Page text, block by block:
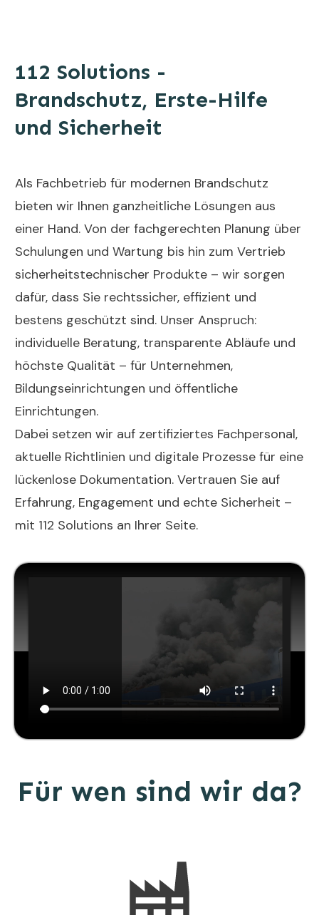
112 Solutions -
Brandschutz, Erste-Hilfe
und Sicherheit
Als Fachbetrieb für modernen Brandschutz
bieten wir Ihnen ganzheitliche Lösungen aus
einer Hand. Von der fachgerechten Planung über
Schulungen und Wartung bis hin zum Vertrieb
sicherheitstechnischer Produkte – wir sorgen
dafür, dass Sie rechtssicher, effizient und
bestens geschützt sind. Unser Anspruch:
individuelle Beratung, transparente Abläufe und
höchste Qualität – für Unternehmen,
Bildungseinrichtungen und öffentliche
Einrichtungen.
Dabei setzen wir auf zertifiziertes Fachpersonal,
aktuelle Richtlinien und digitale Prozesse für eine
lückenlose Dokumentation. Vertrauen Sie auf
Erfahrung, Engagement und echte Sicherheit –
mit 112 Solutions an Ihrer Seite.
Für wen sind wir da?